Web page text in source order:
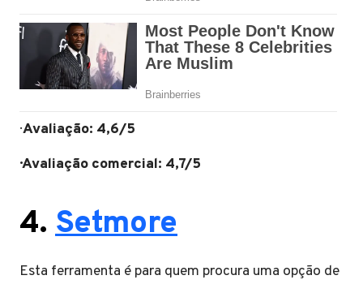
·Avaliação: 4,6/5
· Avaliação comercial: 4,7/5
4. Setmore
Esta ferramenta é para quem procura uma opção de